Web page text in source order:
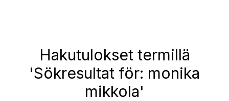
Hakutulokset termillä
'Sökresultat för: monika
mikkola'